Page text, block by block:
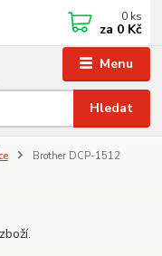
Menu
Hledat
0 ks
za 0 Kč
Brother DCP-1512